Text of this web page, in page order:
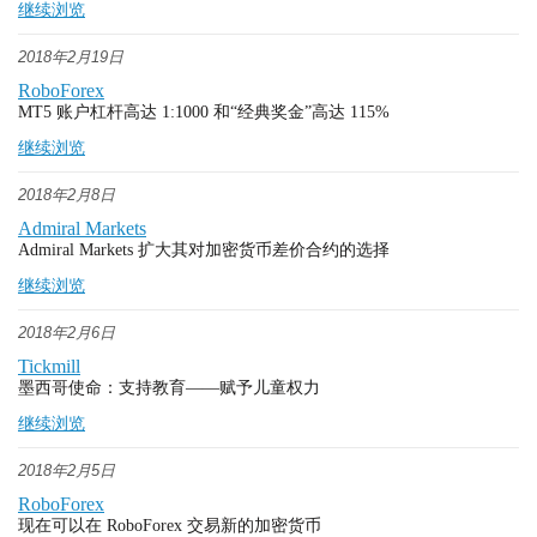
继续浏览
2018年2月19日
RoboForex
MT5 账户杠杆高达 1:1000 和“经典奖金”高达 115%
继续浏览
2018年2月8日
Admiral Markets
Admiral Markets 扩大其对加密货币差价合约的选择
继续浏览
2018年2月6日
Tickmill
墨西哥使命：支持教育——赋予儿童权力
继续浏览
2018年2月5日
RoboForex
现在可以在 RoboForex 交易新的加密货币